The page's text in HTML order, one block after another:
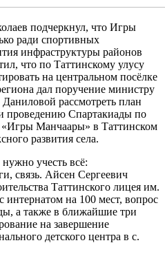
подчеркнул, что Игры
ради спортивных
инфраструктуры районов
что по Таттинскому улусу
на центральном посёлке
дал поручение министру
рассмотреть план
проведению Спартакиады по
Манчаары» в Таттинском
развития села.
учесть всё:
связь. Айсен Сергеевич
Таттинского лицея им.
на 100 мест, вопрос
а также в ближайшие три
на завершение
детского центра в с.